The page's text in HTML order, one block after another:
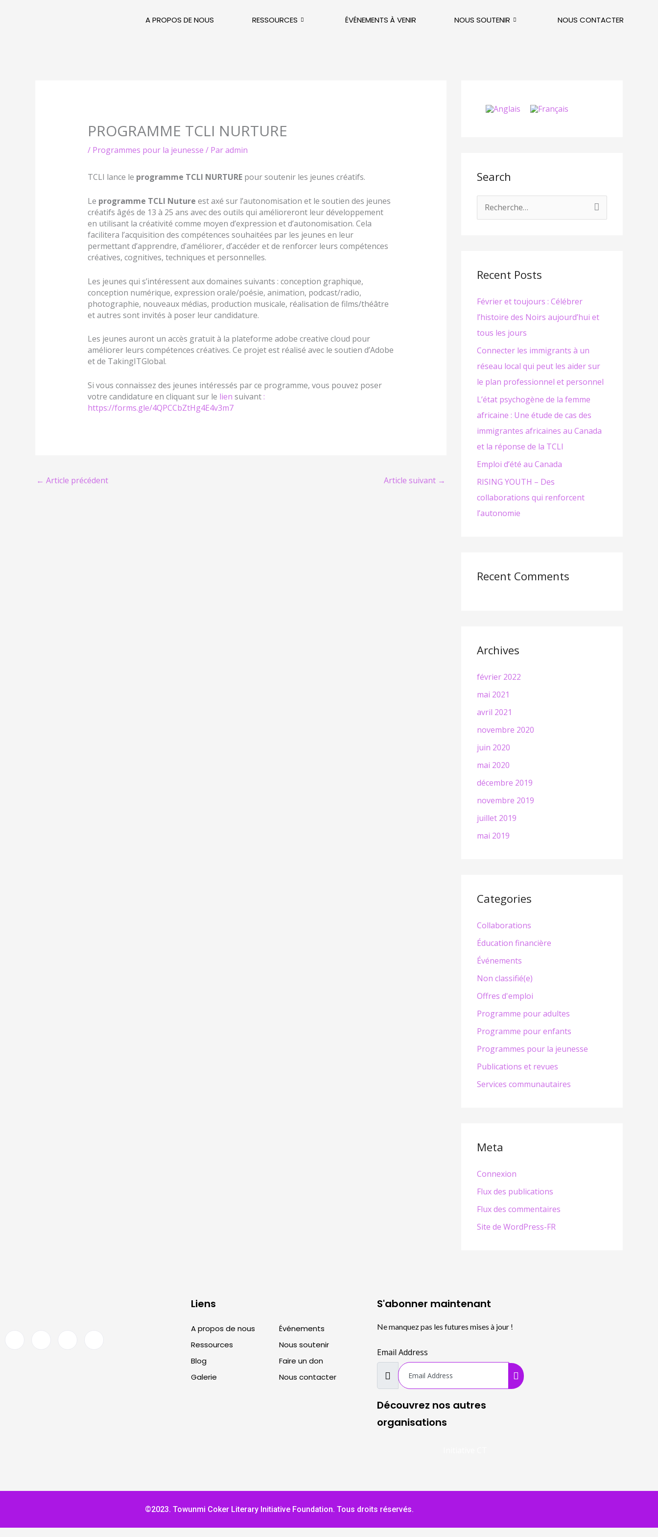
A PROPOS DE NOUS RESSOURCES ÉVÉNEMENTS À VENIR NOUS SOUTENIR NOUS CONTACTER
PROGRAMME TCLI NURTURE
/ Programmes pour la jeunesse / Paradmin
TCLI lance le programme TCLI NURTUREpour soutenir les jeunes créatifs.
Le programme TCLI Nuture est axé sur l’autonomisation et le soutien des jeunes
créatifs âgés de 13 à 25 ans avec des outils qui amélioreront leur développement
en utilisant la créativité comme moyen d’expression et d’autonomisation. Cela
facilitera l’acquisition des compétences souhaitées par les jeunes en leur
permettant d’apprendre, d’améliorer, d’accéder et de renforcer leurs compétences
créatives, cognitives, techniques et personnelles.
Les jeunes qui s’intéressent aux domaines suivants : conception graphique,
conception numérique, expression orale/poésie, animation, podcast/radio,
photographie, nouveaux médias, production musicale, réalisation de films/théâtre
et autres sont invités à poser leur candidature.
Les jeunes auront un accès gratuit à la plateforme adobe creative cloud pour
améliorer leurs compétences créatives. Ce projet est réalisé avec le soutien d’Adobe
et de TakingITGlobal.
Si vous connaissez des jeunes intéressés par ce programme, vous pouvez poser
votre candidature en cliquant sur le lien suivant:
https://forms.gle/4QPCCbZtHg4E4v3m7
← Article précédent Article suivant →
Search
e
c
h
e
r
:
Recent Posts
Février et toujours : Célébrer
l’histoire des Noirs aujourd’hui et
tous les jours
Connecter les immigrants à un
réseau local qui peut les aider sur
le plan professionnel et personnel
L’état psychogène de la femme
africaine : Une étude de cas des
immigrantes africaines au Canada
et la réponse de la TCLI
Emploi d’été au Canada
RISING YOUTH – Des
collaborations qui renforcent
l’autonomie
Recent Comments
Archives
février 2022
mai 2021
avril 2021
novembre 2020
juin 2020
mai 2020
décembre 2019
novembre 2019
juillet 2019
mai 2019
Categories
Collaborations
Éducation financière
Événements
Non classifié(e)
Offres d'emploi
Programme pour adultes
Programme pour enfants
Programmes pour la jeunesse
Publications et revues
Services communautaires
Meta
Connexion
Flux des publications
Flux des commentaires
Site de WordPress-FR
Liens
A propos de nous
Ressources
Blog
Galerie
Événements
Nous soutenir
Faire un don
Nous contacter
S'abonner maintenant
Ne manquez pas les futures mises à jour !
Email Address
Découvrez nos autres
organisations
©2023. Towunmi Coker Literary Initiative Foundation. Tous droits réservés.